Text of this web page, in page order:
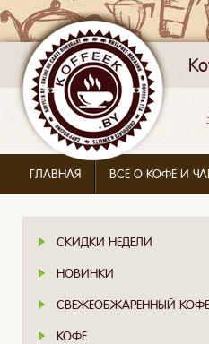
ГЛАВНАЯ ВСЕ О КОФЕ И
СКИДКИ НЕДЕЛИ
НОВИНКИ
СВЕЖЕОБЖАРЕННЫЙ КОФЕ
КОФЕ